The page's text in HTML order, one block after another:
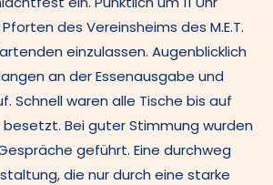
des Vereinsheims des M.E.T.
einzulassen. Augenblicklich
an der Essenausgabe und
Schnell waren alle Tische bis auf
Bei guter Stimmung wurden
geführt. Eine durchweg
die nur durch eine starke